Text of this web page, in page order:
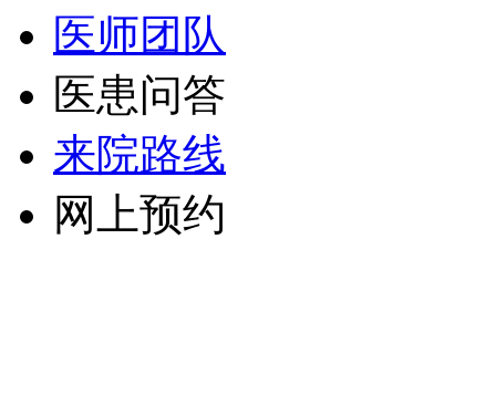
医师团队
医患问答
来院路线
网上预约